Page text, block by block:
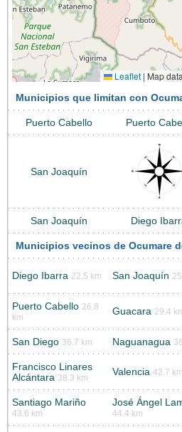
Leaflet | Map
Municipios que limitan con
Puerto Cabello Puerto
San Joaquín
San Joaquín Diego
Municipios vecinos de Ocumare
Diego Ibarra 22.5 km San Joaquín
Puerto Cabello 26.8
km
Guacara 29.4
San Diego 36.7 km Naguanagua
Francisco Linares
Alcántara 38.3 km
Valencia 42.7 km
Santiago Mariño
43.6 km
José Ángel
44.4 km